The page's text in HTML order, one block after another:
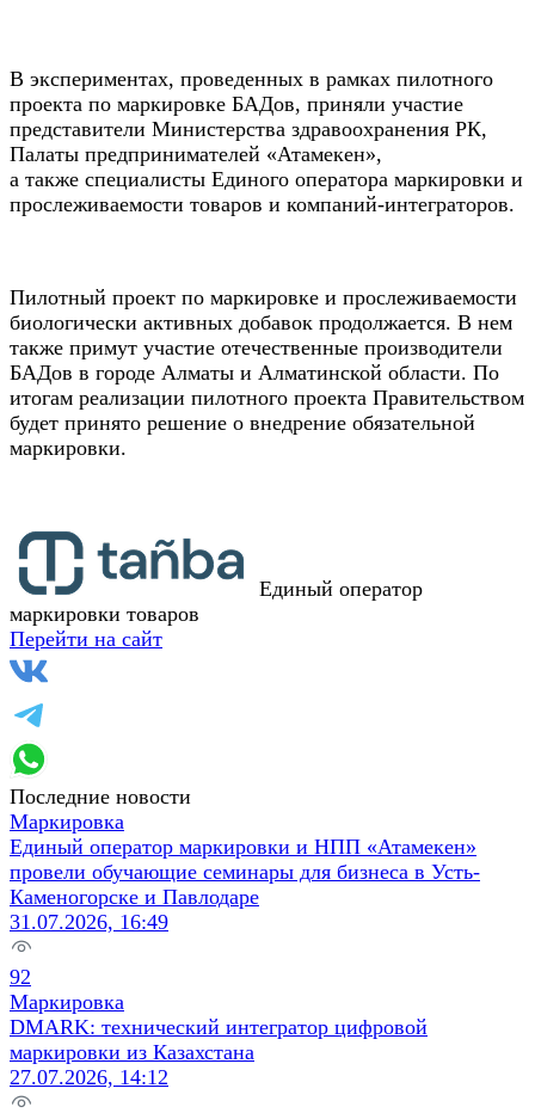
В экспериментах, проведенных в рамках пилотного
проекта по маркировке БАДов, приняли участие
представители Министерства здравоохранения РК,
Палаты предпринимателей «Атамекен»,
а также специалисты Единого оператора маркировки и
прослеживаемости товаров и компаний-интеграторов.
Пилотный проект по маркировке и прослеживаемости
биологически активных добавок продолжается. В нем
также примут участие отечественные производители
БАДов в городе Алматы и Алматинской области. По
итогам реализации пилотного проекта Правительством
будет принято решение о внедрение обязательной
маркировки.
Единый оператор
маркировки товаров
Перейти на сайт
Последние новости
Маркировка
Единый оператор маркировки и НПП «Атамекен»
провели обучающие семинары для бизнеса в Усть-
Каменогорске и Павлодаре
31.07.2026, 16:49
92
Маркировка
DMARK: технический интегратор цифровой
маркировки из Казахстана
27.07.2026, 14:12